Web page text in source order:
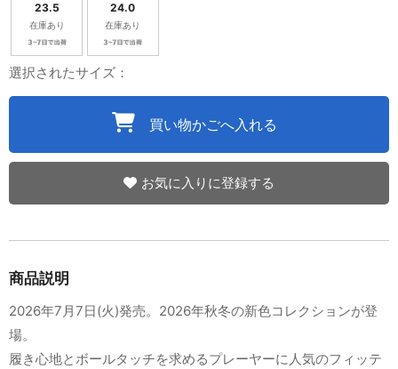
23.5
在庫あり
24.0
在庫あり
選択されたサイズ：
買い物かごへ入れる
お気に入りに登録する
商品説明
2026年7月7日(火)発売。2026年秋冬の新色コレクションが登
場。
履き心地とボールタッチを求めるプレーヤーに人気のフィッテ